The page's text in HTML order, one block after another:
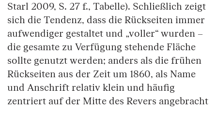
Starl 2009, S. 27 f., Tabelle). Schließlich zeigt
sich die Tendenz, dass die Rückseiten immer
aufwendiger gestaltet und „voller“ wurden –
die gesamte zu Verfügung stehende Fläche
sollte genutzt werden; anders als die frühen
Rückseiten aus der Zeit um 1860, als Name
und Anschrift relativ klein und häufig
zentriert auf der Mitte des Revers angebracht